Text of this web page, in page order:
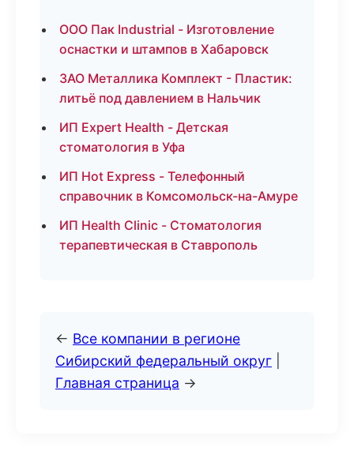
ООО Пак Industrial - Изготовление
оснастки и штампов в Хабаровск
ЗАО Металлика Комплект - Пластик:
литьё под давлением в Нальчик
ИП Expert Health - Детская
стоматология в Уфа
ИП Hot Express - Телефонный
справочник в Комсомольск-на-Амуре
ИП Health Clinic - Стоматология
терапевтическая в Ставрополь
← Все компании в регионе
Сибирский федеральный округ
Главная страница →